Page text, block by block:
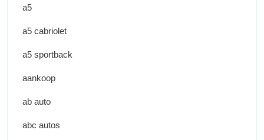
a5
a5 cabriolet
a5 sportback
aankoop
ab auto
abc autos